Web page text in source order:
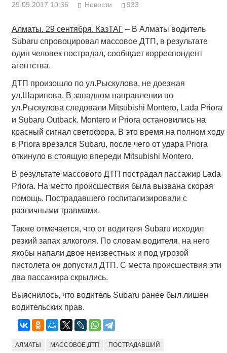
29.09.2017 10:36 Новости 933
Алматы. 29 сентября. КазТАГ– В Алматы водитель
Subaru спровоцировал массовое ДТП, в результате
один человек пострадал, сообщает корреспондент
агентства.
ДТП произошло по ул.Рыскулова, не доезжая
ул.Шарипова. В западном направлении по
ул.Рыскулова следовали Mitsubishi Montero, Lada Priora
и Subaru Outback. Montero и Priora остановились на
красный сигнал светофора. В это время на полном ходу
в Priora врезался Subaru, после чего от удара Priora
откинуло в стоящую впереди Mitsubishi Montero.
В результате массового ДТП пострадал пассажир Lada
Priora. На место происшествия была вызвана скорая
помощь. Пострадавшего госпитализировали с
различными травмами.
Также отмечается, что от водителя Subaru исходил
резкий запах алкоголя. По словам водителя, на него
якобы напали двое неизвестных и под угрозой
пистолета он допустил ДТП. С места происшествия эти
два пассажира скрылись.
Выяснилось, что водитель Subaru ранее был лишен
водительских прав.
АЛМАТЫ МАССОВОЕ ДТП ПОСТРАДАВШИЙ